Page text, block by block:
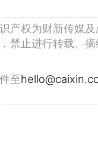
产权为财新传媒
禁止进行转载、
至